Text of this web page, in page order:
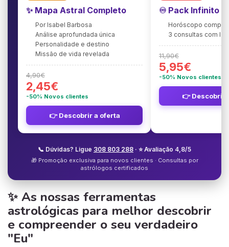
✨ Mapa Astral Completo
Por Isabel Barbosa
Análise aprofundada única
Personalidade e destino
Missão de vida revelada
4,90€
2,45€
-50% Novos clientes
👉 Descobrir a oferta
♾️ Pack Infinito
Horóscopo
3 consultas com
11,90€
5,95€
-50% Novos clientes
👉 Descobrir
📞 Dúvidas? Ligue 308 803 288 · ⭐ Avaliação 4,8/5
🎁 Promoção exclusiva para novos clientes · Consultas por
astrólogos certificados
✨ As nossas ferramentas
astrológicas para melhor descobrir
e compreender o seu verdadeiro
"Eu"